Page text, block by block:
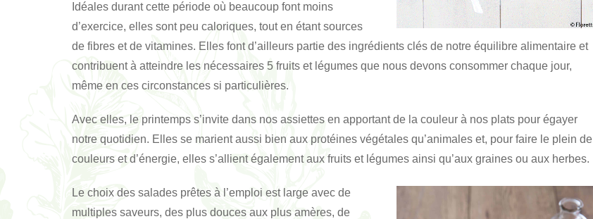
Idéales durant cette période où beaucoup font moins
d’exercice, elles sont peu caloriques, tout en étant sources
de fibres et de vitamines. Elles font d’ailleurs partie des ingrédients clés de notre équilibre alimentaire et
contribuent à atteindre les nécessaires 5 fruits et légumes que nous devons consommer chaque jour,
même en ces circonstances si particulières.
Avec elles, le printemps s’invite dans nos assiettes en apportant de la couleur à nos plats pour égayer
notre quotidien. Elles se marient aussi bien aux protéines végétales qu’animales et, pour faire le plein de
couleurs et d’énergie, elles s’allient également aux fruits et légumes ainsi qu’aux graines ou aux herbes.
Le choix des salades prêtes à l’emploi est large avec de
multiples saveurs, des plus douces aux plus amères, de